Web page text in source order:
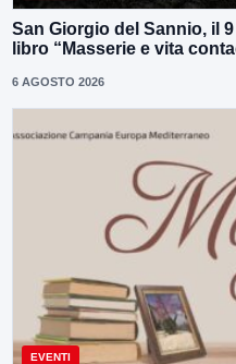
San Giorgio del Sannio, il
libro “Masserie e vita
6 AGOSTO 2026
EVENTI